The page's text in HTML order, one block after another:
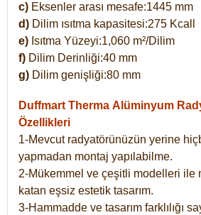
c) Eksenler arası mesafe:1445 mm
d) Dilim ısıtma kapasitesi:275 Kcall
e) Isıtma Yüzeyi:1,060 m²/Dilim
f) Dilim Derinliği:40 mm
g) Dilim genişliği:80 mm
Duffmart Therma Alüminyum
Özellikleri
1-Mevcut radyatörünüzün yerine
yapmadan montaj yapılabilme.
2-Mükemmel ve çeşitli modelleri ile
katan eşsiz estetik tasarım.
3-Hammadde ve tasarım farklılığı